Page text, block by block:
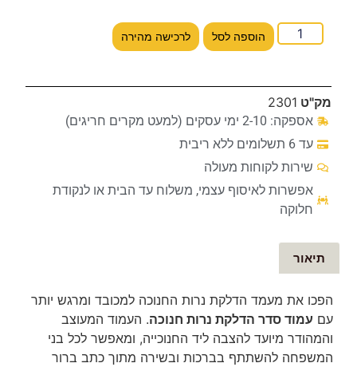
הוספה לסל לרכישה מהירה
מק"ט 2301
אספקה: 2-10 ימי עסקים (למעט מקרים חריגים)
עד 6 תשלומים ללא ריבית
שירות לקוחות מעולה
אפשרות לאיסוף עצמי, משלוח עד הבית או לנקודת
חלוקה
תיאור
הפכו את מעמד הדלקת נרות החנוכה למכובד ומרגש יותר
עם עמוד סדר הדלקת נרות חנוכה. העמוד המעוצב
והמהודר מיועד להצבה ליד החנוכייה, ומאפשר לכל בני
המשפחה להשתתף בברכות ובשירה מתוך כתב ברור